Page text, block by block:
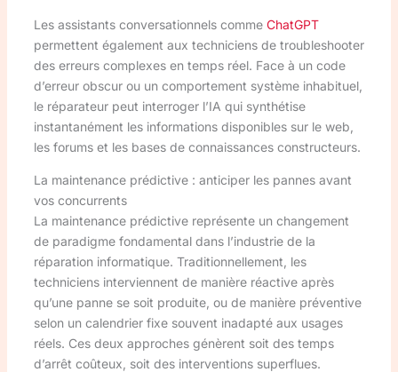
Les assistants conversationnels comme ChatGPT
permettent également aux techniciens de troubleshooter
des erreurs complexes en temps réel. Face à un code
d’erreur obscur ou un comportement système inhabituel,
le réparateur peut interroger l’IA qui synthétise
instantanément les informations disponibles sur le web,
les forums et les bases de connaissances constructeurs.
La maintenance prédictive : anticiper les pannes avant
vos concurrents
La maintenance prédictive représente un changement
de paradigme fondamental dans l’industrie de la
réparation informatique. Traditionnellement, les
techniciens interviennent de manière réactive après
qu’une panne se soit produite, ou de manière préventive
selon un calendrier fixe souvent inadapté aux usages
réels. Ces deux approches génèrent soit des temps
d’arrêt coûteux, soit des interventions superflues.